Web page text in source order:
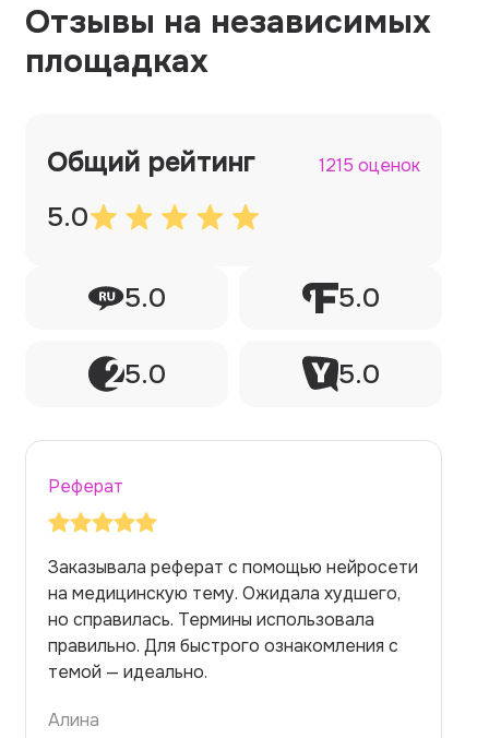
Отзывы на независимых
площадках
Общий рейтинг 1215 оценок
5.0
5.0 5.0
5.0 5.0
Реферат
Заказывала реферат с помощью нейросети
на медицинскую тему. Ожидала худшего,
но справилась. Термины использовала
правильно. Для быстрого ознакомления с
темой — идеально.
Алина